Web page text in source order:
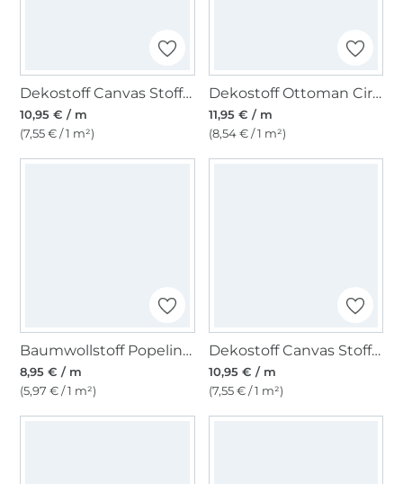
Dekostoff Canvas Stoff uni, altrosé
10,95 € / m
(7,55 € / 1 m²)
Dekostoff Ottoman Circle Style, grün
11,95 € / m
(8,54 € / 1 m²)
Baumwollstoff Popeline mittelgrün
8,95 € / m
(5,97 € / 1 m²)
Dekostoff Canvas Stoff uni rot
10,95 € / m
(7,55 € / 1 m²)